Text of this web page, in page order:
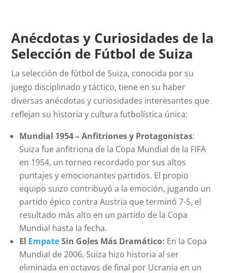
Anécdotas y Curiosidades de la
Selección de Fútbol de Suiza
La selección de fútbol de Suiza, conocida por su
juego disciplinado y táctico, tiene en su haber
diversas anécdotas y curiosidades interesantes que
reflejan su historia y cultura futbolística única:
Mundial 1954 – Anfitriones y Protagonistas:
Suiza fue anfitriona de la Copa Mundial de la FIFA
en 1954, un torneo recordado por sus altos
puntajes y emocionantes partidos. El propio
equipo suizo contribuyó a la emoción, jugando un
partido épico contra Austria que terminó 7-5, el
resultado más alto en un partido de la Copa
Mundial hasta la fecha.
El EmpateSin Goles Más Dramático: En la Copa
Mundial de 2006, Suiza hizo historia al ser
eliminada en octavos de final por Ucrania en un